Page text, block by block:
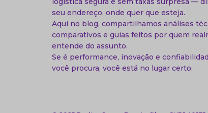
seu endereço, onde quer que esteja.
Aqui no blog, compartilhamos análises
comparativos e guias feitos por quem
entende do assunto.
Se é performance, inovação e
você procura, você está no lugar certo.